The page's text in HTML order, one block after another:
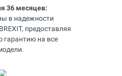
36 месяцев:
в надежности
предоставляя
гарантию на все